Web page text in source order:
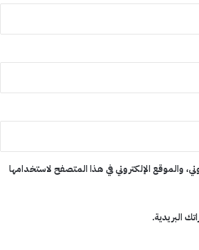
والموقع الإلكتروني في هذا المتصفح لاستخدامها
البريدية.